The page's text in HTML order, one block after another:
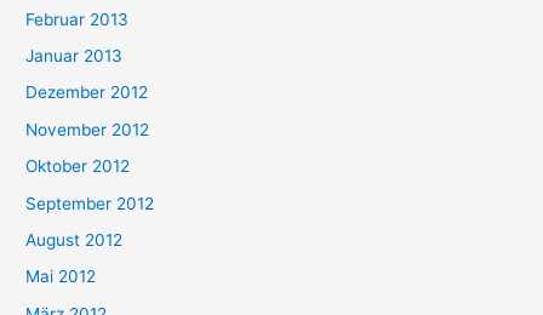
Februar 2013
Januar 2013
Dezember 2012
November 2012
Oktober 2012
September 2012
August 2012
Mai 2012